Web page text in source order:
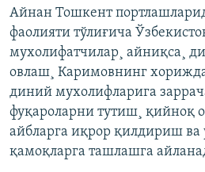
Айнан Тошкент
фаолияти тўлиғича
мухолифатчилар¸ айниқса¸
овлаш¸ Каримовнинг
диний мухолифларига
фуқароларни тутиш¸ қийноқ
айбларга иқрор қилдириш ва
қамоқларга ташлашга